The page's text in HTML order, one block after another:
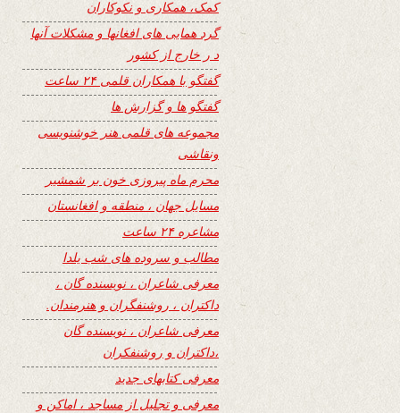
کمک، همکاری و نکوکاران
گرد همایی های افغانها و مشکلات آنها
د ر خارج از کشور
گفتگو با همکاران قلمی ۲۴ ساعت
گفتگو ها و گزارش ها
مجموعه های قلمی هنر خوشنویسی
ونقاشی
محرم ماه پیروزی خون بر شمشیر
مسایل جهان ، منطقه و افغانستان
مشاعره ۲۴ ساعت
مطالب و سروده های شب یلدا
معرفی شاعران ، نویسنده گان ،
داکتران ، روشنفگران و هنرمندان.
معرفی شاعران ، نویسنده گان
،داکتران و روشنفکران
معرفی کتابهای جدید
معرفی و تجلیل از مساجد ، اماکن و